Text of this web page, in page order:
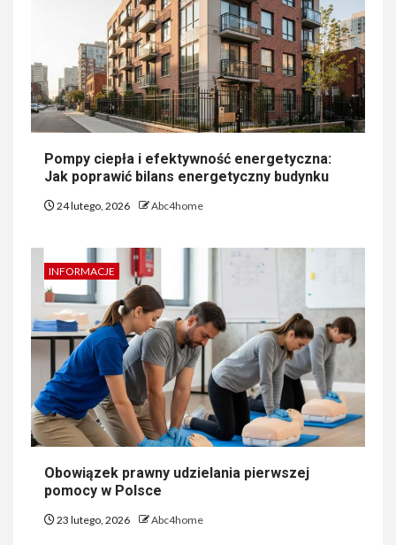
Pompy ciepła i efektywność energetyczna:
Jak poprawić bilans energetyczny budynku
24 lutego, 2026 Abc4home
INFORMACJE
Obowiązek prawny udzielania pierwszej
pomocy w Polsce
23 lutego, 2026 Abc4home